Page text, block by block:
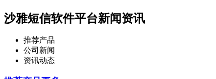
沙雅短信软件平台新闻资讯
推荐产品
公司新闻
资讯动态